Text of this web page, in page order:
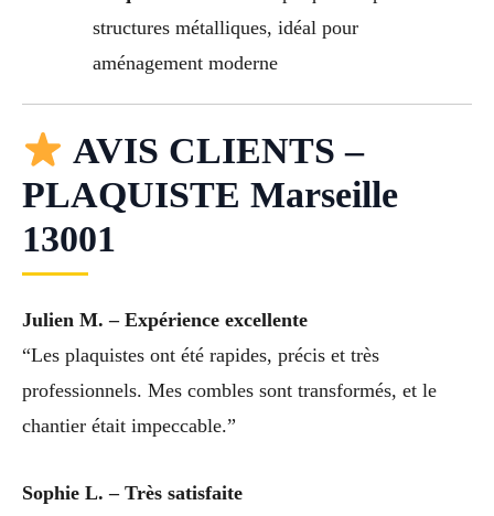
structures métalliques, idéal pour
aménagement moderne
AVIS CLIENTS –
PLAQUISTE Marseille
13001
Julien M. – Expérience excellente
“Les plaquistes ont été rapides, précis et très
professionnels. Mes combles sont transformés, et le
chantier était impeccable.”
Sophie L. – Très satisfaite